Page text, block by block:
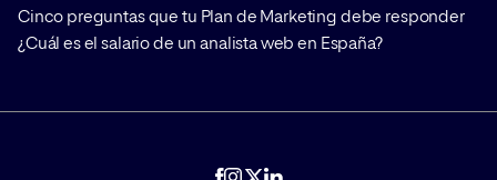
Cinco preguntas que tu Plan de Marketing debe responder
¿Cuál es el salario de un analista web en España?